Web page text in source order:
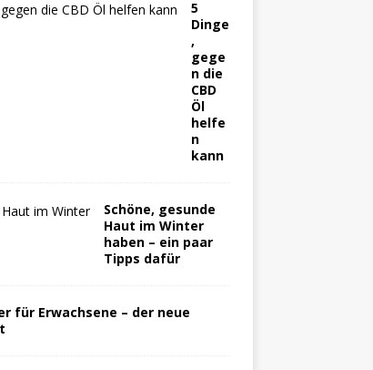
5
Dinge
,
gege
n die
CBD
Öl
helfe
n
kann
Schöne, gesunde
Haut im Winter
haben – ein paar
Tipps dafür
für Erwachsene – der neue